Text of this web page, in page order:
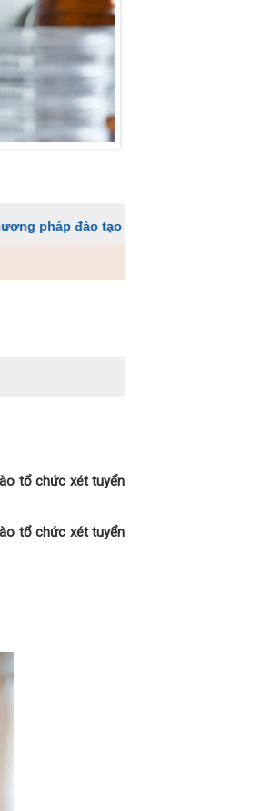
tạo các trường ĐH để sinh viên
tổ chức xét tuyển
tổ chức xét tuyển